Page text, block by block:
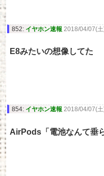
852: イヤホン速報 2018/04/07(
E8みたいの想像してた
854: イヤホン速報 2018/04/07(
AirPods「電池なんて垂